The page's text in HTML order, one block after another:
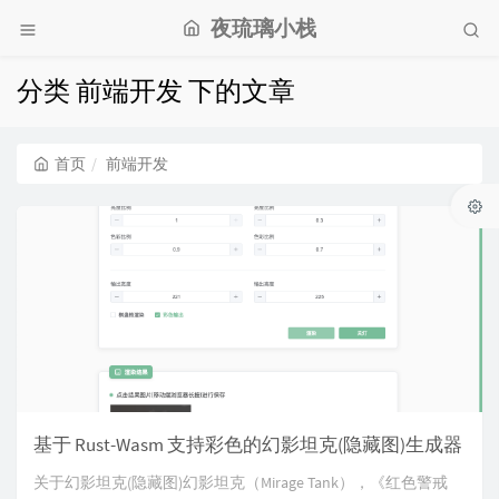
夜琉璃小栈
分类 前端开发 下的文章
首页 前端开发
基于 Rust-Wasm 支持彩色的幻影坦克(隐藏图)生成器
关于幻影坦克(隐藏图)幻影坦克（Mirage Tank），《红色警戒